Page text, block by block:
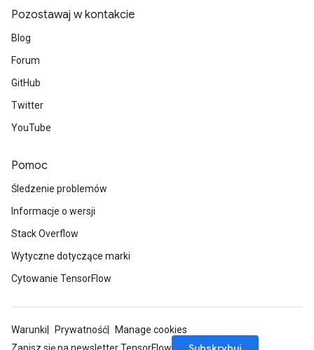
Pozostawaj w kontakcie
Blog
Forum
GitHub
Twitter
YouTube
Pomoc
Śledzenie problemów
Informacje o wersji
Stack Overflow
Wytyczne dotyczące marki
Cytowanie TensorFlow
Warunki Prywatność
Manage cookies